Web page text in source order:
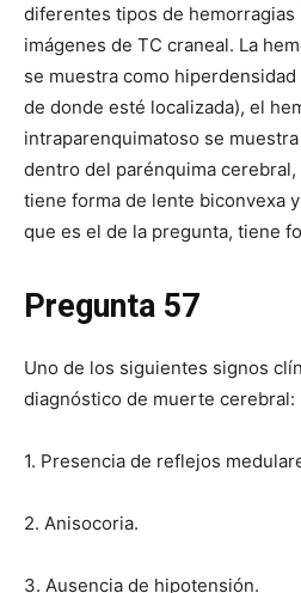
diferentes tipos de hemorragias
imágenes de TC craneal. La
se muestra como
de donde esté localizada), el
intraparenquimatoso se
dentro del parénquima
tiene forma de lente biconvexa
que es el de la pregunta, tiene
Pregunta 57
Uno de los siguientes signos
diagnóstico de muerte cerebral:
1. Presencia de reflejos
2. Anisocoria.
3. Ausencia de hipotensión.